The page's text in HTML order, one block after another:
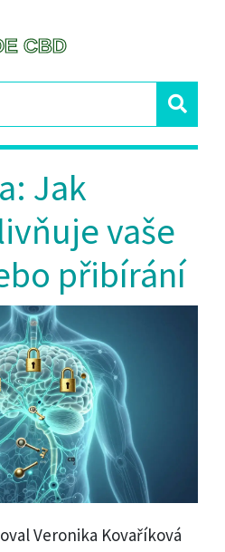
Jak
vaše
přibírání
Veronika Kovaříková